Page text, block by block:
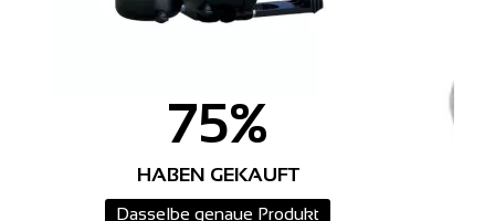
75%
HABEN GEKAUFT
Dasselbe genaue Produkt